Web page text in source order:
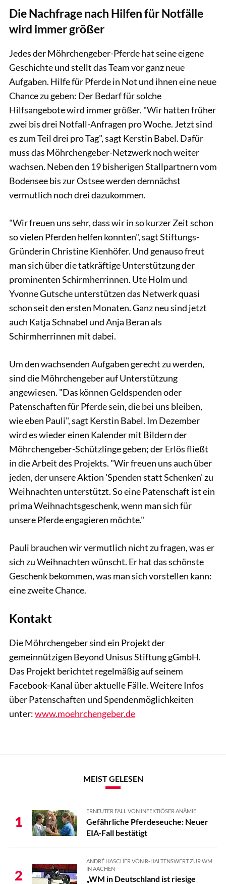
Die Nachfrage nach Hilfen für Notfälle
wird immer größer
Jedes der Möhrchengeber-Pferde hat seine eigene
Geschichte und stellt das Team vor ganz neue
Aufgaben. Hilfe für Pferde in Not und ihnen eine neue
Chance zu geben: Der Bedarf für solche
Hilfsangebote wird immer größer. "Wir hatten früher
zwei bis drei Notfall-Anfragen pro Woche. Jetzt sind
es zum Teil drei pro Tag", sagt Kerstin Babel. Dafür
muss das Möhrchengeber-Netzwerk noch weiter
wachsen. Neben den 19 bisherigen Stallpartnern vom
Bodensee bis zur Ostsee werden demnächst
vermutlich noch drei dazukommen.
"Wir freuen uns sehr, dass wir in so kurzer Zeit schon
so vielen Pferden helfen konnten", sagt Stiftungs-
Gründerin Christine Kienhöfer. Und genauso freut
man sich über die tatkräftige Unterstützung der
prominenten Schirmherrinnen. Ute Holm und
Yvonne Gutsche unterstützen das Netwerk quasi
schon seit den ersten Monaten. Ganz neu sind jetzt
auch Katja Schnabel und Anja Beran als
Schirmherrinnen mit dabei.
Um den wachsenden Aufgaben gerecht zu werden,
sind die Möhrchengeber auf Unterstützung
angewiesen. "Das können Geldspenden oder
Patenschaften für Pferde sein, die bei uns bleiben,
wie eben Pauli", sagt Kerstin Babel. Im Dezember
wird es wieder einen Kalender mit Bildern der
Möhrchengeber-Schützlinge geben; der Erlös fließt
in die Arbeit des Projekts. "Wir freuen uns auch über
jeden, der unsere Aktion 'Spenden statt Schenken' zu
Weihnachten unterstützt. So eine Patenschaft ist ein
prima Weihnachtsgeschenk, wenn man sich für
unsere Pferde engagieren möchte."
Pauli brauchen wir vermutlich nicht zu fragen, was er
sich zu Weihnachten wünscht. Er hat das schönste
Geschenk bekommen, was man sich vorstellen kann:
eine zweite Chance.
Kontakt
Die Möhrchengeber sind ein Projekt der
gemeinnützigen Beyond Unisus Stiftung gGmbH.
Das Projekt berichtet regelmäßig auf seinem
Facebook-Kanal über aktuelle Fälle. Weitere Infos
über Patenschaften und Spendenmöglichkeiten
unter:www.moehrchengeber.de
MEIST GELESEN
1
ERNEUTER FALL VON INFEKTIÖSER ANÄMIE
Gefährliche Pferdeseuche: Neuer
EIA-Fall bestätigt
2
ANDRÉ HASCHER VON R-HALTENSWERT ZUR WM
IN AACHEN
„WM in Deutschland ist riesige